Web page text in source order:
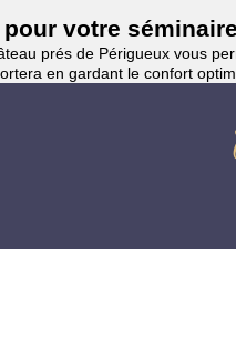
votre
prés de Périgueux vous
en gardant le confort